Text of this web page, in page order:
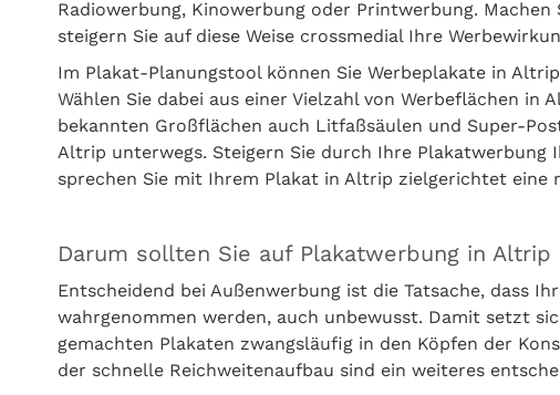
Radiowerbung, Kinowerbung oder Printwerbung.
steigern Sie auf diese Weise crossmedial Ihre
Im Plakat-Planungstool können Sie Werbeplakate in
Wählen Sie dabei aus einer Vielzahl von Werbeflächen in
bekannten Großflächen auch Litfaßsäulen und Super-
Altrip unterwegs. Steigern Sie durch Ihre Plakatwerbung
sprechen Sie mit Ihrem Plakat in Altrip zielgerichtet eine
Darum sollten Sie auf Plakatwerbung in Altrip
Entscheidend bei Außenwerbung ist die Tatsache, dass
wahrgenommen werden, auch unbewusst. Damit setzt
gemachten Plakaten zwangsläufig in den Köpfen der
der schnelle Reichweitenaufbau sind ein weiteres